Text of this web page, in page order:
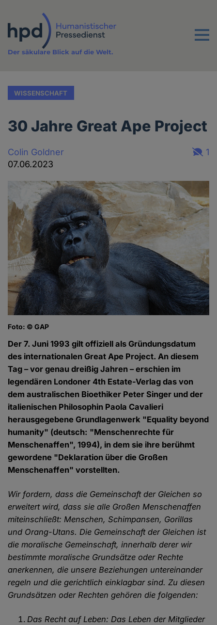
Inhalt
Menu
Der säkulare Blick auf die Welt.
WISSENSCHAFT
30 Jahre Great Ape Project
Colin Goldner
07.06.2023
1
Foto: © GAP
Der 7. Juni 1993 gilt offiziell als Gründungsdatum
des internationalen Great Ape Project. An diesem
Tag – vor genau dreißig Jahren – erschien im
legendären Londoner 4th Estate-Verlag das von
dem australischen Bioethiker Peter Singer und der
italienischen Philosophin Paola Cavalieri
herausgegebene Grundlagenwerk "Equality beyond
humanity" (deutsch: "Menschenrechte für
Menschenaffen", 1994), in dem sie ihre berühmt
gewordene "Deklaration über die Großen
Menschenaffen" vorstellten.
Wir fordern, dass die Gemeinschaft der Gleichen so
erweitert wird, dass sie alle Großen Menschenaffen
miteinschließt: Menschen, Schimpansen, Gorillas
und Orang-Utans. Die Gemeinschaft der Gleichen ist
die moralische Gemeinschaft, innerhalb derer wir
bestimmte moralische Grundsätze oder Rechte
anerkennen, die unsere Beziehungen untereinander
regeln und die gerichtlich einklagbar sind. Zu diesen
Grundsätzen oder Rechten gehören die folgenden:
Das Recht auf Leben: Das Leben der Mitglieder